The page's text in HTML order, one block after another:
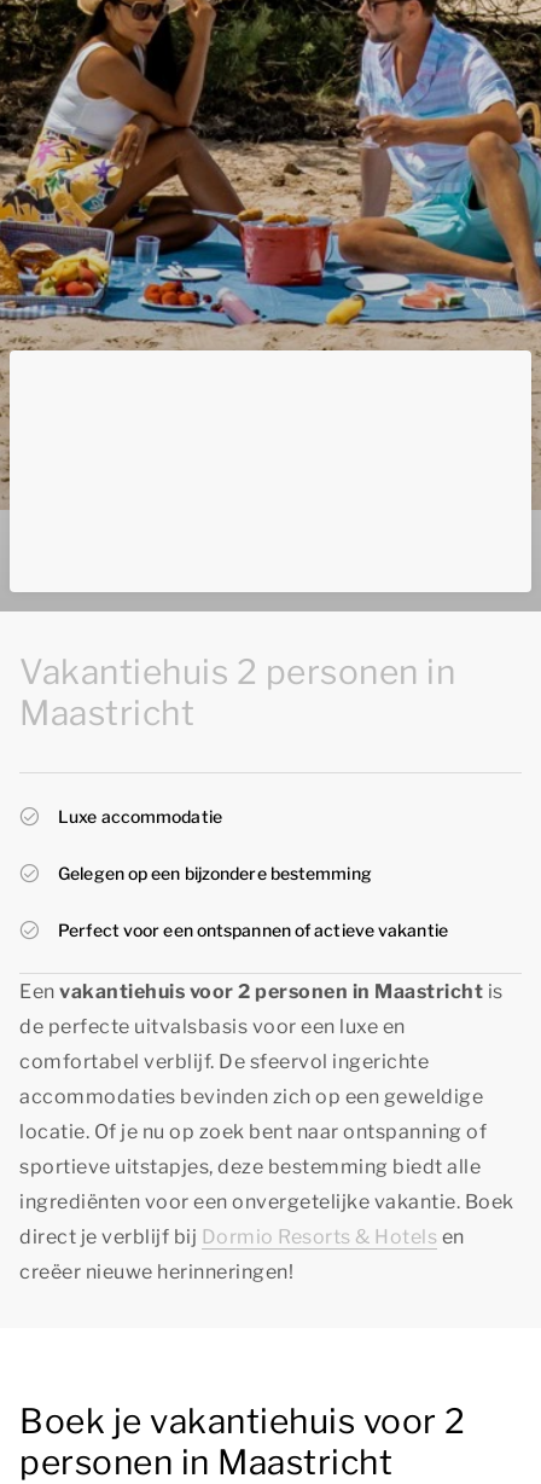
Vakantiehuis 2 personen in
Maastricht
Luxe accommodatie
Gelegen op een bijzondere bestemming
Perfect voor een ontspannen of actieve vakantie
Een vakantiehuis voor 2 personen in Maastricht is
de perfecte uitvalsbasis voor een luxe en
comfortabel verblijf. De sfeervol ingerichte
accommodaties bevinden zich op een geweldige
locatie. Of je nu op zoek bent naar ontspanning of
sportieve uitstapjes, deze bestemming biedt alle
ingrediënten voor een onvergetelijke vakantie. Boek
direct je verblijf bij Dormio Resorts & Hotels en
creëer nieuwe herinneringen!
Boek je vakantiehuis voor 2
personen in Maastricht